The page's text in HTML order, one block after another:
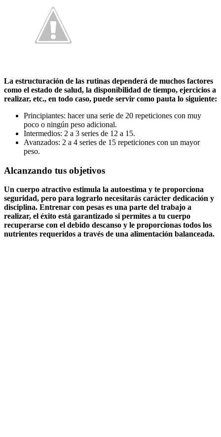
La estructuración de las rutinas dependerá de muchos factores
como el estado de salud, la disponibilidad de tiempo, ejercicios a
realizar, etc., en todo caso, puede servir como pauta lo siguiente:
Principiantes: hacer una serie de 20 repeticiones con muy
poco o ningún peso adicional.
Intermedios: 2 a 3 series de 12 a 15.
Avanzados: 2 a 4 series de 15 repeticiones con un mayor
peso.
Alcanzando tus objetivos
Un cuerpo atractivo estimula la autoestima y te proporciona
seguridad, pero para lograrlo necesitarás carácter dedicación y
disciplina. Entrenar con pesas es una parte del trabajo a
realizar, el éxito está garantizado si permites a tu cuerpo
recuperarse con el debido descanso y le proporcionas todos los
nutrientes requeridos a través de una alimentación balanceada.